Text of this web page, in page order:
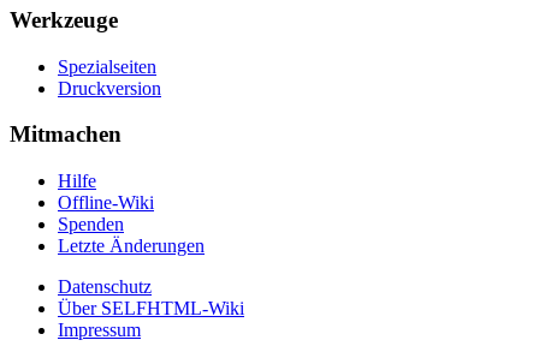
Werkzeuge
Spezialseiten
Druckversion
Mitmachen
Hilfe
Offline-Wiki
Spenden
Letzte Änderungen
Datenschutz
Über SELFHTML-Wiki
Impressum